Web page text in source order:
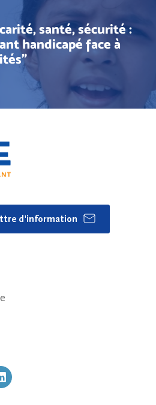
santé, sécurité :
handicapé face à
d'information